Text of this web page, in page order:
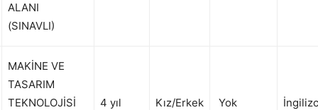
ALANI
(SINAVLI)
MAKİNE VE
TASARIM
TEKNOLOJİSİ
4 yıl Kız/Erkek Yok